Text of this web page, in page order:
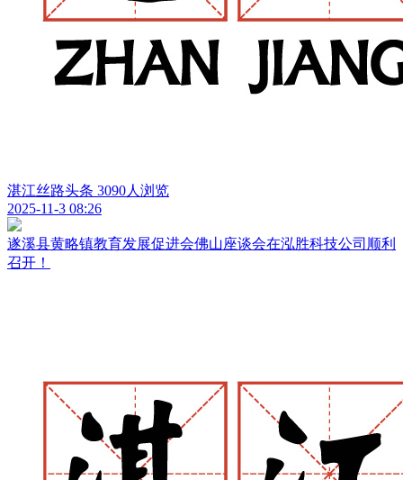
湛江丝路头条 3090人浏览
2025-11-3 08:26
遂溪县黄略镇教育发展促进会佛山座谈会在泓胜科技公司顺利
召开！